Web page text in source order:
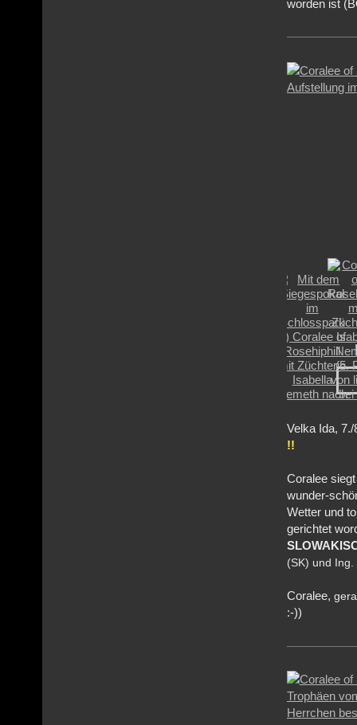
worden ist
Velka Ida,
!!
Coralee
wunder-
Wetter und
gerichtet
(SK) und
Coralee,
:-))